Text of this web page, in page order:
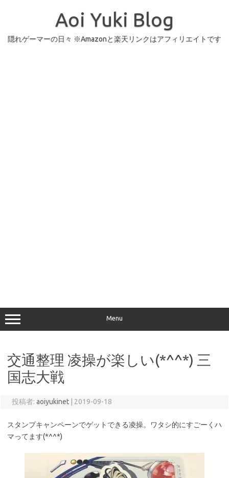
Aoi Yuki Blog
隠れゲーマーの日々 ※Amazonと楽天リンクはアフィリエイトです
Menu
交通整理 凌操が楽しい(*^^*) 三
国志大戦
投稿者: aoiyukinet 2019-09-18
スタンプキャンペーンでゲットできる凌操。ワタシ的にすごーくハ
マってます(*^^*)